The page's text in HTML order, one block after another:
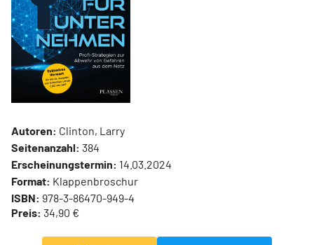
Autoren: Clinton, Larry
Seitenanzahl: 384
Erscheinungstermin: 14.03.2024
Format: Klappenbroschur
ISBN: 978-3-86470-949-4
Preis: 34,90 €